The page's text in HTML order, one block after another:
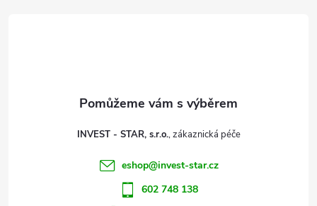
INVEST - STAR, s.r.o.
eshop@invest-star.cz
602 748 138